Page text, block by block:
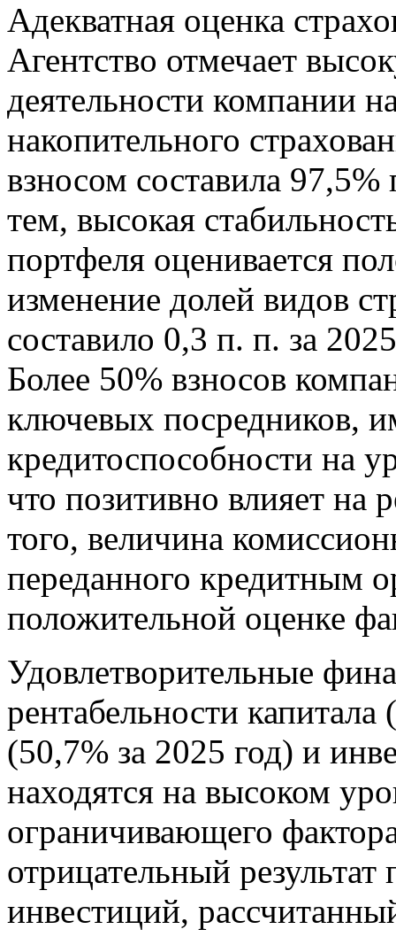
Адекватная оценка
Агентство отмечает
деятельности компании
накопительного
взносом составила
тем, высокая
портфеля оценивается
изменение долей видов
составило 0,3 п. п. за
Более 50% взносов
ключевых посредников,
кредитоспособности на
что позитивно влияет на
того, величина
переданного кредитным
положительной оценке
Удовлетворительные
рентабельности
(50,7% за 2025 год) и
находятся на высоком
ограничивающего
отрицательный
инвестиций,